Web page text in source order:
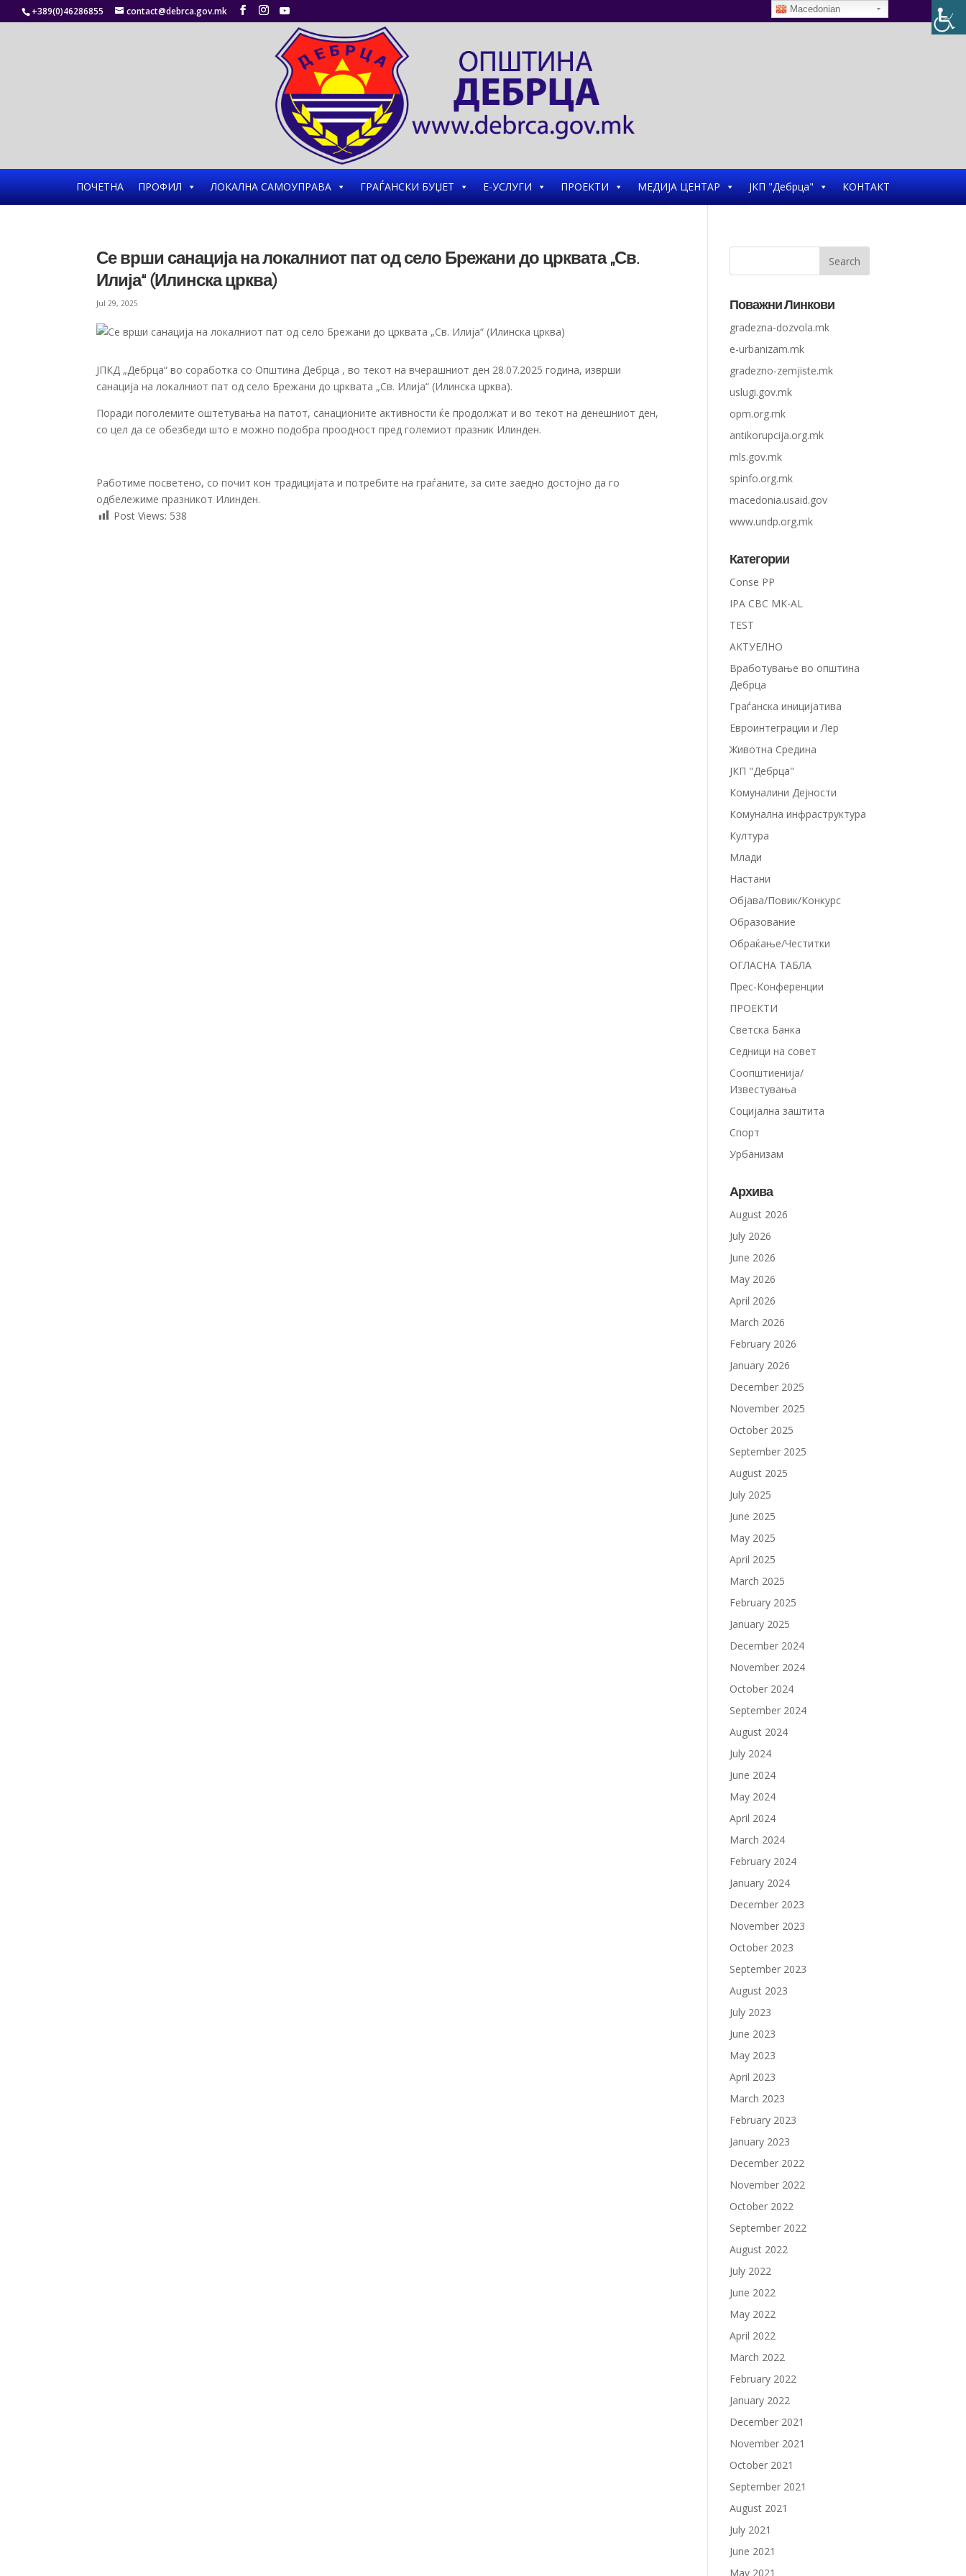
+389(0)46286855 contact@debrca.gov.mk
ПОЧЕТНА ПРОФИЛ ЛОКАЛНА САМОУПРАВА ГРАЃАНСКИ БУЏЕТ Е-УСЛУГИ ПРОЕКТИ МЕДИЈА ЦЕНТАР ЈКП "Дебрца" КОНТАКТ
Се врши санација на локалниот пат од село Брежани до црквата „Св.
Илија“ (Илинска црква)
Jul 29, 2025
ЈПКД „Дебрца“ во соработка со Општина Дебрца , во текот на вчерашниот ден 28.07.2025 година, изврши
санација на локалниот пат од село Брежани до црквата „Св. Илија“ (Илинска црква).
Поради поголемите оштетувања на патот, санационите активности ќе продолжат и во текот на денешниот ден,
со цел да се обезбеди што е можно подобра проодност пред големиот празник Илинден.
Работиме посветено, со почит кон традицијата и потребите на граѓаните, за сите заедно достојно да го
одбележиме празникот Илинден.
Post Views: 538
Поважни Линкови
gradezna-dozvola.mk
e-urbanizam.mk
gradezno-zemjiste.mk
uslugi.gov.mk
opm.org.mk
antikorupcija.org.mk
mls.gov.mk
spinfo.org.mk
macedonia.usaid.gov
www.undp.org.mk
Категории
Conse PP
IPA CBC MK-AL
TEST
АКТУЕЛНО
Вработување во општина
Дебрца
Граѓанска иницијатива
Евроинтеграции и Лер
Животна Средина
ЈКП "Дебрца"
Комуналини Дејности
Комунална инфраструктура
Култура
Млади
Настани
Објава/Повик/Конкурс
Образование
Обраќање/Честитки
ОГЛАСНА ТАБЛА
Прес-Конференции
ПРОЕКТИ
Светска Банка
Седници на совет
Соопштиенија/
Известувања
Социјална заштита
Спорт
Урбанизам
Архива
August 2026
July 2026
June 2026
May 2026
April 2026
March 2026
February 2026
January 2026
December 2025
November 2025
October 2025
September 2025
August 2025
July 2025
June 2025
May 2025
April 2025
March 2025
February 2025
January 2025
December 2024
November 2024
October 2024
September 2024
August 2024
July 2024
June 2024
May 2024
April 2024
March 2024
February 2024
January 2024
December 2023
November 2023
October 2023
September 2023
August 2023
July 2023
June 2023
May 2023
April 2023
March 2023
February 2023
January 2023
December 2022
November 2022
October 2022
September 2022
August 2022
July 2022
June 2022
May 2022
April 2022
March 2022
February 2022
January 2022
December 2021
November 2021
October 2021
September 2021
August 2021
July 2021
June 2021
May 2021
Macedonian